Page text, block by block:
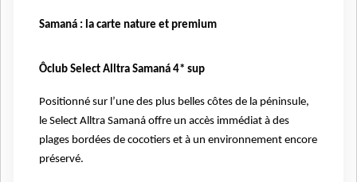
Samaná : la carte nature et premium
Ôclub Select Alltra Samaná 4* sup
Positionné sur l’une des plus belles côtes de la péninsule,
le Select Alltra Samaná offre un accès immédiat à des
plages bordées de cocotiers et à un environnement encore
préservé.